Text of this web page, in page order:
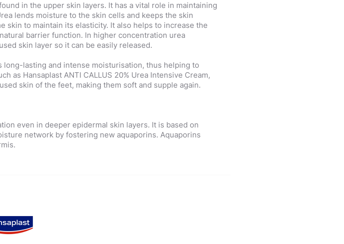
in the upper skin layers. It has a vital role in maintaining
lends moisture to the skin cells and keeps the skin
skin to maintain its elasticity. It also helps to increase the
barrier function. In higher concentration urea
skin layer so it can be easily released.
lasting and intense moisturisation, thus helping to
as Hansaplast ANTI CALLUS 20% Urea Intensive Cream,
skin of the feet, making them soft and supple again.
even in deeper epidermal skin layers. It is based on
network by fostering new aquaporins. Aquaporins